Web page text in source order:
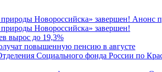
Новороссийска» завершен! Анонс
Новороссийска» завершен!
вырос до 19,3%
повышенную пенсию в августе
Социального фонда России по